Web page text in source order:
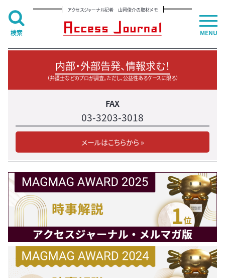
アクセスジャーナル記者 山岡俊介の取材メモ
内部・外部告発、情報求む！
（弁護士などのプロが調査。ただし、公益性あるケースに限る）
FAX
03-3203-3018
メールはこちらから »
MENU
検索